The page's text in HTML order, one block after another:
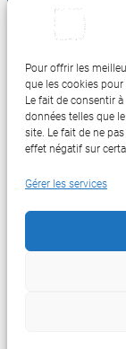
Pour offrir les
que les cookies
Le fait de consentir
données telles que
site. Le fait de ne
effet négatif sur
Gérer les services
À propos
Nous contacter
Écrans &
Serveurs &
Impression &
Ordinateurs &
Réseau & IoT